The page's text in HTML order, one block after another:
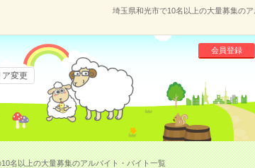
埼玉県和光市で10名以上の大量募集の
会員登録
ア変更
名以上の大量募集のアルバイト・バイト一覧